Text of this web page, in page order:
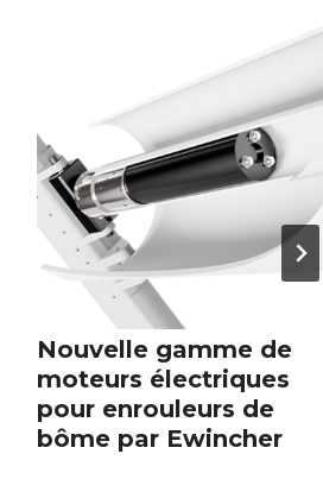
Nouvelle gamme de
moteurs électriques
pour enrouleurs de
bôme par Ewincher